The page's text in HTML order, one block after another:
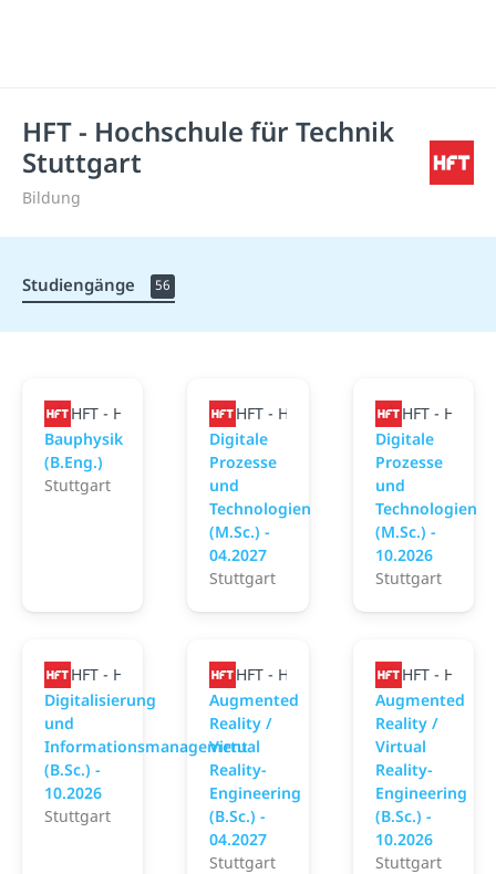
HFT - Hochschule für Technik
Stuttgart
Bildung
Studiengänge 56
HFT - Hochschule für Technik Stuttgart
Bauphysik
(B.Eng.)
Stuttgart
HFT - Hochschule für Technik
Digitale
Prozesse
und
Technologien
(M.Sc.) -
04.2027
Stuttgart
HFT -
Digitale
Prozesse
und
Technologien
(M.Sc.) -
10.2026
Stuttgart
HFT - Hochschule für Technik Stuttgart
Digitalisierung
und
Informationsmanagement
(B.Sc.) -
10.2026
Stuttgart
HFT - Hochschule für Technik
Augmented
Reality /
Virtual
Reality-
Engineering
(B.Sc.) -
04.2027
Stuttgart
HFT -
Augmented
Reality /
Virtual
Reality-
Engineering
(B.Sc.) -
10.2026
Stuttgart